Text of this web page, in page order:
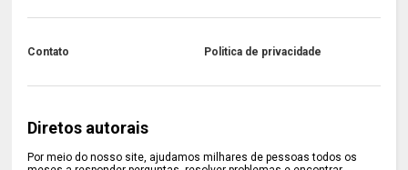
Contato Politica de privacidade
Diretos autorais
Por meio do nosso site, ajudamos milhares de pessoas todos os